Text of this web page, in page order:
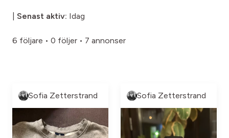
Senast aktiv: Idag
6 följare • 0 följer • 7 annonser
Sofia Zetterstrand Sofia Zetterstrand